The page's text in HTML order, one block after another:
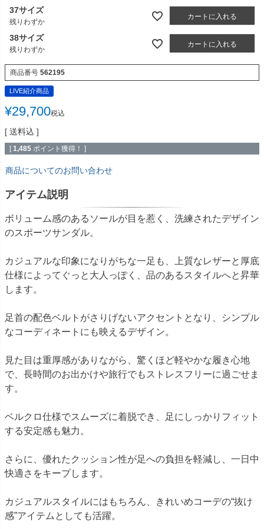
37サイズ
残りわずか
カートに入れる
38サイズ
残りわずか
カートに入れる
商品番号 562195
LIVE紹介商品
¥29,700税込
送料込
[ 1,485 ポイント獲得！ ]
商品についてのお問い合わせ
アイテム説明
ボリューム感のあるソールが目を惹く、洗練されたデザイン
のスポーツサンダル。
カジュアルな印象になりがちな一足も、上質なレザーと厚底
仕様によってぐっと大人っぽく、品のあるスタイルへと昇華
します。
足首の配色ベルトがさりげないアクセントとなり、シンプル
なコーディネートにも映えるデザイン。
見た目は重厚感がありながら、驚くほど軽やかな履き心地
で、長時間のお出かけや旅行でもストレスフリーに過ごせま
す。
ベルクロ仕様でスムーズに着脱でき、足にしっかりフィット
する安定感も魅力。
さらに、優れたクッション性が足への負担を軽減し、一日中
快適さをキープします。
カジュアルスタイルにはもちろん、きれいめコーデの“抜け
感”アイテムとしても活躍。